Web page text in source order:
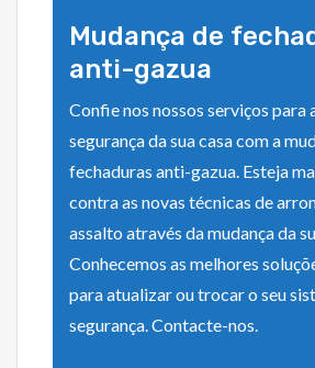
Mudança de
anti-gazua
Confie nos nossos serviços para
segurança da sua casa com a
fechaduras anti-gazua. Esteja
contra as novas técnicas de
assalto através da mudança da
Conhecemos as melhores
para atualizar ou trocar o seu
segurança. Contacte-nos.